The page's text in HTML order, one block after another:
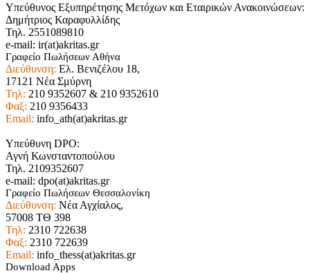
Υπεύθυνος Εξυπηρέτησης Μετόχων και Εταιρικών Ανακοινώσεων:
Δημήτριος Καραφυλλίδης
Τηλ. 2551089810
e-mail: ir(at)akritas.gr
Γραφείο Πωλήσεων Αθήνα
Διεύθυνση: Ελ. Βενιζέλου 18,
17121 Νέα Σμύρνη
Τηλ: 210 9352607 & 210 9352610
Φαξ: 210 9356433
Email: info_ath(at)akritas.gr
Υπεύθυνη DPO:
Αγνή Κωνσταντοπούλου
Τηλ. 2109352607
e-mail: dpo(at)akritas.gr
Γραφείο Πωλήσεων Θεσσαλονίκη
Διεύθυνση: Νέα Αγχίαλος,
57008 ΤΘ 398
Τηλ: 2310 722638
Φαξ: 2310 722639
Email: info_thess(at)akritas.gr
Download Apps